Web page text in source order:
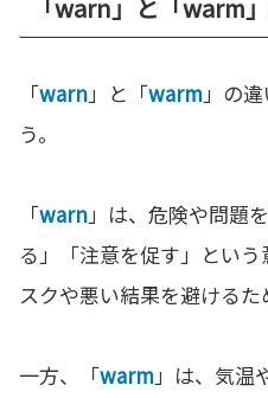
「warn」と「warm
「warn」と「warm」の
う。
「warn」は、危険や問題
る」「注意を促す」とい
スクや悪い結果を避けるた
一方、「warm」は、気温